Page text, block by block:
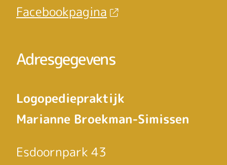
Facebookpagina
Adresgegevens
Logopediepraktijk
Marianne Broekman-Simissen
Esdoornpark 43